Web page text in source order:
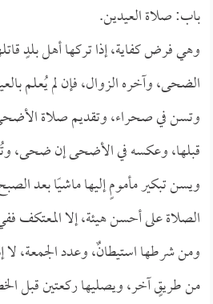
باب: صلاة العيدين.
وهي فرض كفاية، إذا تركها أهل بلدٍ
الضحى، وآخره الزوال، فإن لم يُعلم
وتسن في صحراء، وتقديم صلاة
قبلها، وعكسه في الأضحى إن ضحى،
ويسن تبكير مأمومٍ إليها ماشيًا بعد
الصلاة على أحسن هيئة، إلا المعتكف
ومن شرطها استيطانٌ، وعدد الجمعة،
من طريقٍ آخر، ويصليها ركعتين قبل